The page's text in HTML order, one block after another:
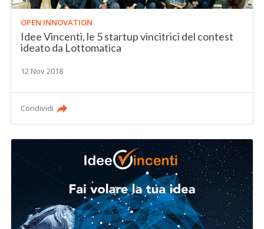
OPEN INNOVATION
Idee Vincenti, le 5 startup vincitrici del contest
ideato da Lottomatica
12 Nov 2018
Condividi